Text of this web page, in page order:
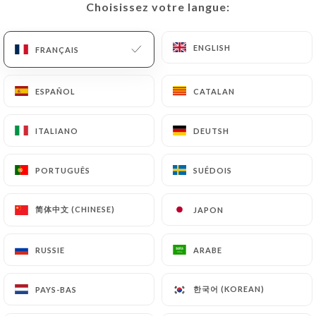
Choisissez votre langue:
FRANÇAIS ENGLISH
ESPAÑOL CATALAN
ITALIANO DEUTSH
PORTUGUÊS SUÉDOIS
简体中文 (CHINESE) JAPON
RUSSIE ARABE
PAYS-BAS 한국어 (KOREAN)
ACCUEIL/CONTACT
La Maison
Choisissez votre langue:
FRANÇAIS ENGLISH
ESPAÑOL CATALAN
ITALIANO DEUTSH
PORTUGUÊS SUÉDOIS
简体中文 (CHINESE) JAPON
RUSSIE ARABE
PAYS-BAS 한국어 (KOREAN)